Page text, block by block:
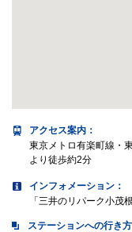
アクセス案内 ：
東京メトロ有楽町線・
より徒歩約2分
インフォメーション：
「三井のリパーク小茂
ステーションへの行き